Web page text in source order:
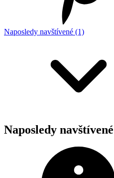
Naposledy navštívené (1)
Naposledy navštívené